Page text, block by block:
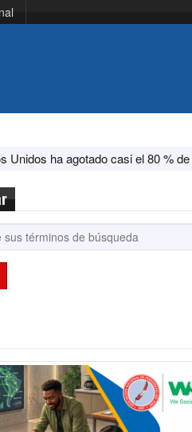
casi el 80 % de su sistema